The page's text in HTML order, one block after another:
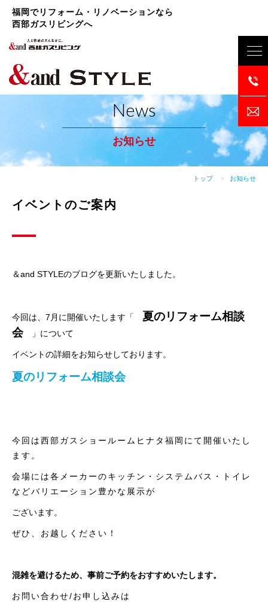
福岡でリフォーム・リノベーションなら
西部ガスリビングへ
News
お知らせ
トップ お知らせ
イベントのご案内
＆and STYLEのブログを更新いたしました。
今回は、7月に開催いたします「 夏のリフォーム相談
会」について
イベントの詳細をお知らせしております。
夏のリフォーム相談会
今回は西部ガスショールームヒナタ福岡にて開催いたし
ます。
会場には各メーカーのキッチン・システムバス・トイレ
などバリエーション豊かな展示が
ございます。
ぜひ、お越しください！
混雑を避けるため、事前ご予約をおすすめいたします。
お問い合わせ/お申し込みは